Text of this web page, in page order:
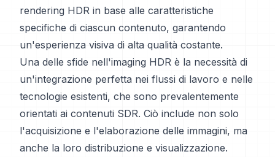
rendering HDR in base alle caratteristiche
specifiche di ciascun contenuto, garantendo
un'esperienza visiva di alta qualità costante.
Una delle sfide nell'imaging HDR è la necessità di
un'integrazione perfetta nei flussi di lavoro e nelle
tecnologie esistenti, che sono prevalentemente
orientati ai contenuti SDR. Ciò include non solo
l'acquisizione e l'elaborazione delle immagini, ma
anche la loro distribuzione e visualizzazione.